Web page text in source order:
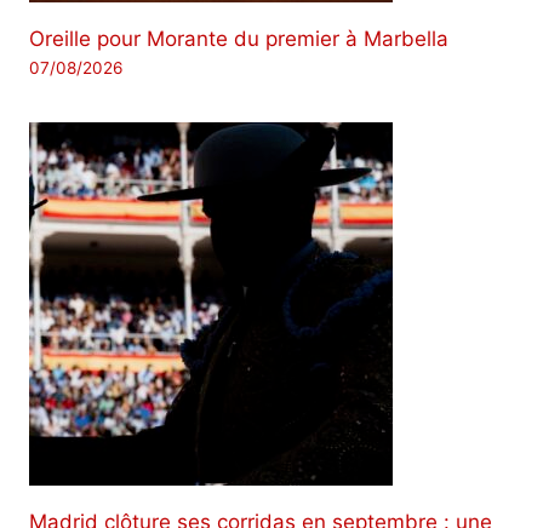
Oreille pour Morante du premier à Marbella
07/08/2026
Madrid clôture ses corridas en septembre : une